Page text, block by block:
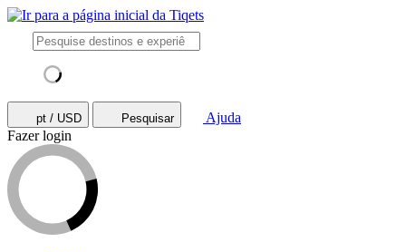
pt / USD Pesquisar
Ajuda
Fazer login